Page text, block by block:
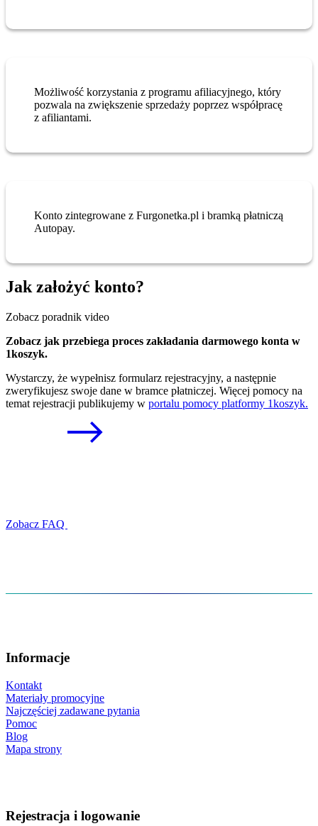
Możliwość korzystania z programu afiliacyjnego, który
pozwala na zwiększenie sprzedaży poprzez współpracę
z afiliantami.
Konto zintegrowane z Furgonetka.pl i bramką płatniczą
Autopay.
Jak założyć konto?
Zobacz poradnik video
Zobacz jak przebiega proces zakładania darmowego konta w
1koszyk.
Wystarczy, że wypełnisz formularz rejestracyjny, a następnie
zweryfikujesz swoje dane w bramce płatniczej. Więcej pomocy na
temat rejestracji publikujemy w portalu pomocy platformy 1koszyk.
Zobacz FAQ
Informacje
Kontakt
Materiały promocyjne
Najczęściej zadawane pytania
Pomoc
Blog
Mapa strony
Rejestracja i logowanie